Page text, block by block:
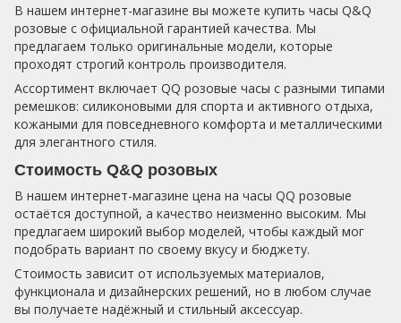
В нашем интернет-магазине вы можете купить часы Q&Q
розовые с официальной гарантией качества. Мы
предлагаем только оригинальные модели, которые
проходят строгий контроль производителя.
Ассортимент включает QQ розовые часы с разными типами
ремешков: силиконовыми для спорта и активного отдыха,
кожаными для повседневного комфорта и металлическими
для элегантного стиля.
Cтоимость Q&Q розовых
В нашем интернет-магазине цена на часы QQ розовые
остаётся доступной, а качество неизменно высоким. Мы
предлагаем широкий выбор моделей, чтобы каждый мог
подобрать вариант по своему вкусу и бюджету.
Стоимость зависит от используемых материалов,
функционала и дизайнерских решений, но в любом случае
вы получаете надёжный и стильный аксессуар.